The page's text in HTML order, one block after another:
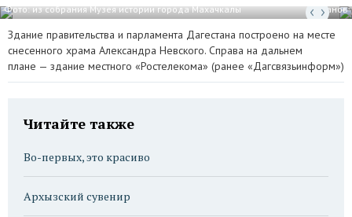
Фото: из собрания Музея истории города МахачкалыФото: Айдемир Даганов
Здание правительства и парламента Дагестана построено на месте
снесенного храма Александра Невского. Справа на дальнем
плане — здание местного «Ростелекома» (ранее «Дагсвязьинформ»)
Читайте также
Во-первых, это красиво
Архызский сувенир